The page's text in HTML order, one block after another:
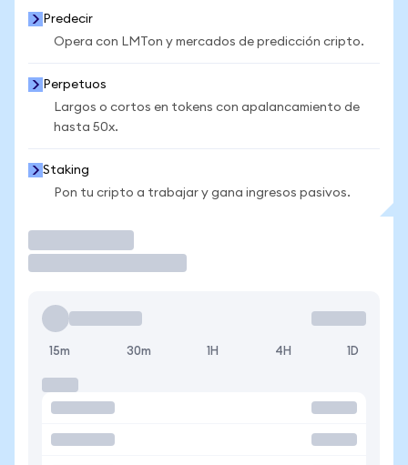
Predecir
Opera con LMTon y mercados de predicción cripto.
Perpetuos
Largos o cortos en tokens con apalancamiento de
hasta 50x.
Staking
Pon tu cripto a trabajar y gana ingresos pasivos.
15m 30m 1H 4H 1D